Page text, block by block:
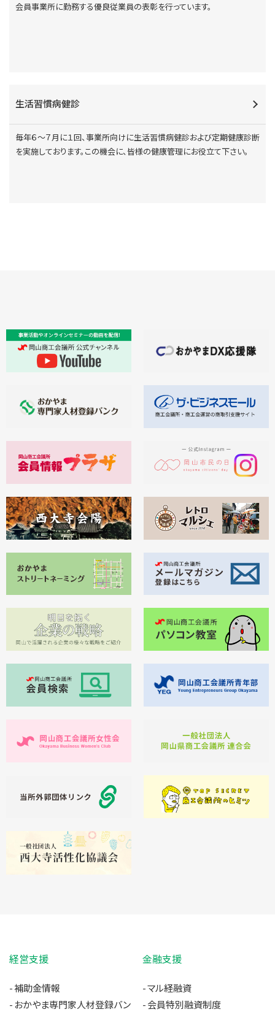
会員事業所に勤務する優良従業員の表彰を行っています。
生活習慣病健診
毎年６～７月に１回、事業所向けに生活習慣病健診および定期健康診断
を実施しております。この機会に、皆様の健康管理にお役立て下さい。
経営支援
補助金情報
おかやま専門家人材登録バン
金融支援
マル経融資
会員特別融資制度